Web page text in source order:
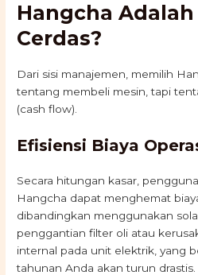
Hangcha
Cerdas?
Dari sisi manajemen, memilih
tentang membeli mesin, tapi
(cash flow).
Efisiensi Biaya
Secara hitungan kasar,
Hangcha dapat menghemat
dibandingkan menggunakan
penggantian filter oli atau
internal pada unit elektrik, yang
tahunan Anda akan turun drastis.